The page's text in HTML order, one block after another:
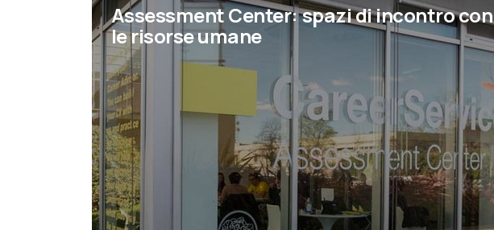
Assessment Center: spazi di incontro con
le risorse umane